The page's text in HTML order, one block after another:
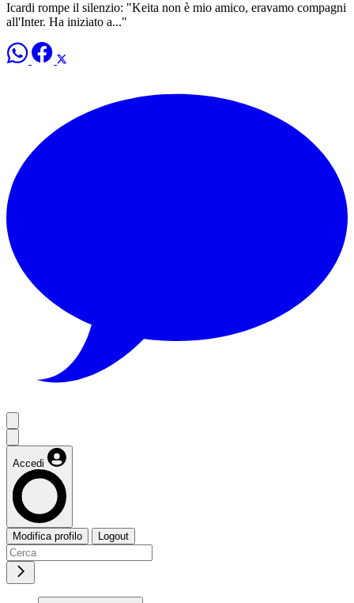
Icardi rompe il silenzio: "Keita non è mio amico, eravamo compagni
all'Inter. Ha iniziato a..."
Accedi
Modifica profilo Logout